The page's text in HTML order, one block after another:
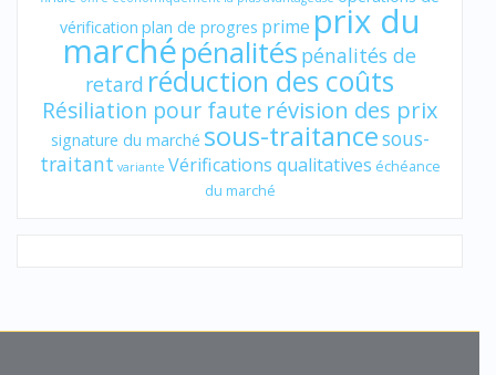
vérification plan de progres prime prix du
marchépénalités pénalités de
retard réduction des coûts
Résiliation pour faute révision des prix
signature du marché sous-traitancesous-
traitant variante Vérifications qualitatives échéance
du marché